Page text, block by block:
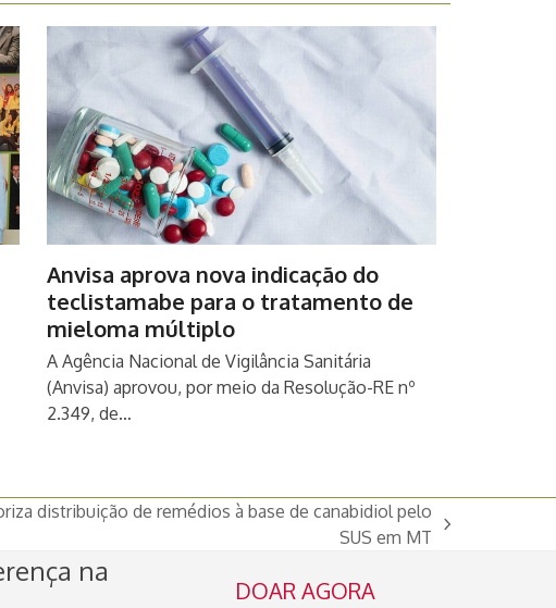
Anvisa aprova nova indicação do
teclistamabe para o tratamento de
mieloma múltiplo
A Agência Nacional de Vigilância Sanitária
(Anvisa) aprovou, por meio da Resolução-RE nº
2.349, de…
distribuição de remédios à base de canabidiol pelo
SUS em MT
na
DOAR AGORA